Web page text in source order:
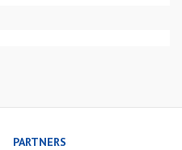
PARTNERS